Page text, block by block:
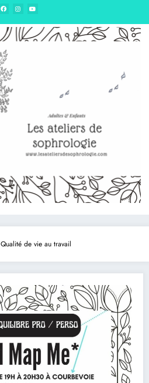
Qualité de vie au travail